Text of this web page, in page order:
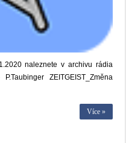
naleznete v archivu rádia
ZEITGEIST_Změna
Více »